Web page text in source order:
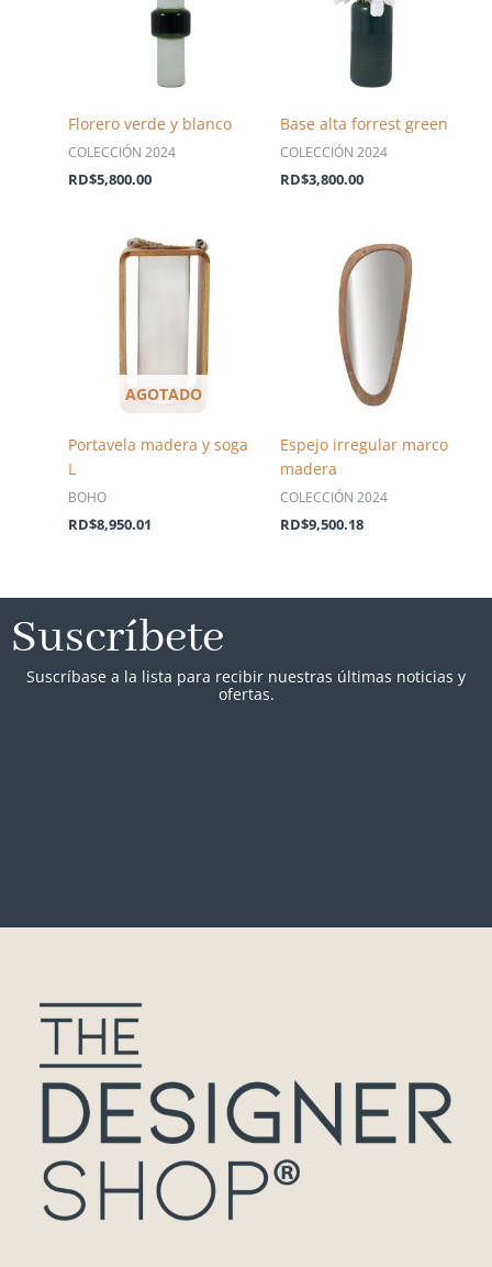
Florero verde y blanco
COLECCIÓN 2024
RD$5,800.00
Base alta forrest green
COLECCIÓN 2024
RD$3,800.00
AGOTADO
Portavela madera y soga
L
BOHO
RD$8,950.01
Espejo irregular marco
madera
COLECCIÓN 2024
RD$9,500.18
Suscríbete
Suscríbase a la lista para recibir nuestras últimas noticias y
ofertas.